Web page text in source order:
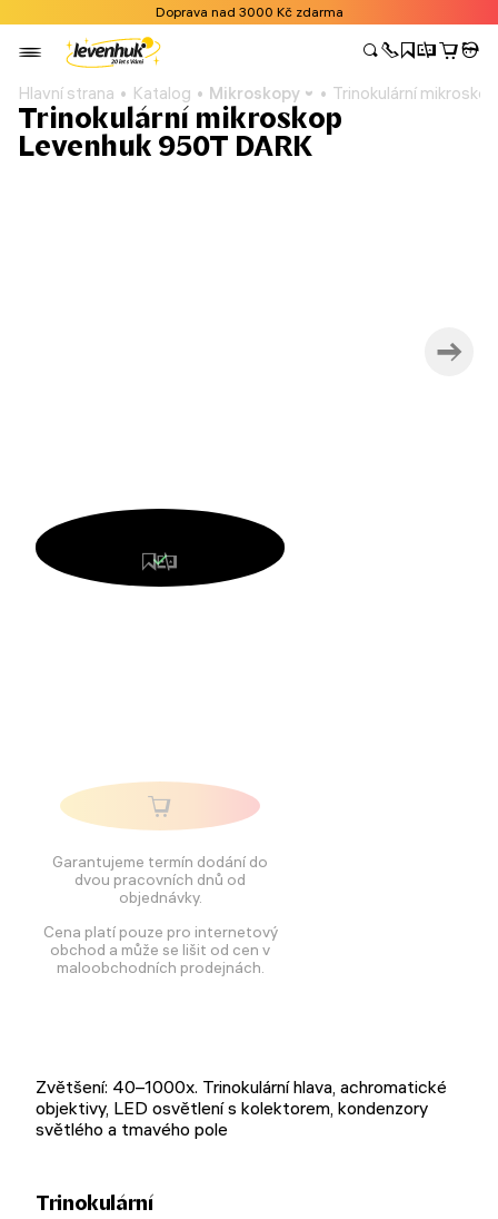
Doprava nad 3000 Kč zdarma
Hlavní strana Katalog Mikroskopy Trinokulární
Trinokulární mikroskop
Levenhuk 950T DARK
Garantujeme termín dodání do
dvou pracovních dnů od
objednávky.
Cena platí pouze pro internetový
obchod a může se lišit od cen v
maloobchodních prodejnách.
Zvětšení: 40–1000x. Trinokulární hlava, achromatické
objektivy, LED osvětlení s kolektorem, kondenzory
světlého a tmavého pole
Trinokulární